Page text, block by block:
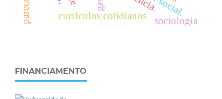
s
.
currículos cotidianos sociologia
FINANCIAMENTO